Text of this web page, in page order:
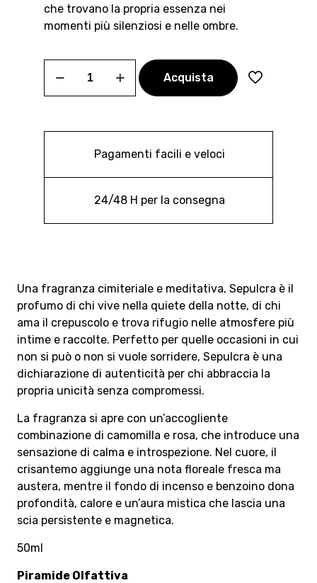
che trovano la propria essenza nei
momenti più silenziosi e nelle ombre.
quantità
Acquista
Pagamenti facili e veloci
24/48 H per la consegna
Una fragranza cimiteriale e meditativa, Sepulcra è il
profumo di chi vive nella quiete della notte, di chi
ama il crepuscolo e trova rifugio nelle atmosfere più
intime e raccolte. Perfetto per quelle occasioni in cui
non si può o non si vuole sorridere, Sepulcra è una
dichiarazione di autenticità per chi abbraccia la
propria unicità senza compromessi.
La fragranza si apre con un’accogliente
combinazione di camomilla e rosa, che introduce una
sensazione di calma e introspezione. Nel cuore, il
crisantemo aggiunge una nota floreale fresca ma
austera, mentre il fondo di incenso e benzoino dona
profondità, calore e un’aura mistica che lascia una
scia persistente e magnetica.
50ml
Piramide Olfattiva